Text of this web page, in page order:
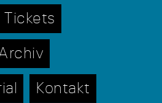
Tickets
Kontakt